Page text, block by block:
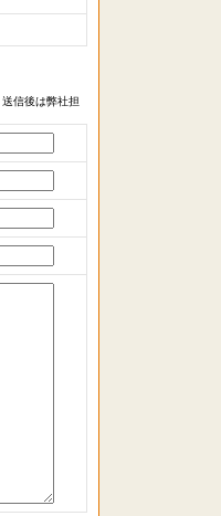
信後は弊社担